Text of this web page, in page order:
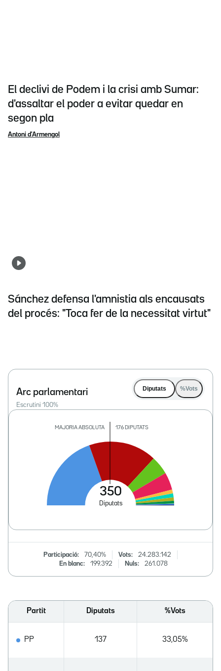
El declivi de Podem i la crisi amb Sumar:
d'assaltar el poder a evitar quedar en
segon pla
Antoni d'Armengol
Sánchez defensa l'amnistia als encausats
del procés: "Toca fer de la necessitat virtut"
Arc parlamentari
Escrutini 100%
Diputats %Vots
Participació: 70,40% Vots:
24.283.142
En blanc:
199.392 Nuls: 261.078
Partit Diputats %Vots
PP 137 33,05%